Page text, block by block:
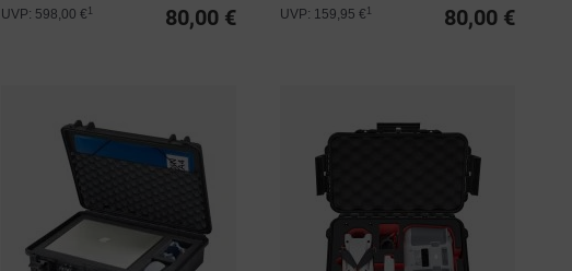
80,00 €
UVP: 598,00 € 80,00 €
UVP: 159,95 €